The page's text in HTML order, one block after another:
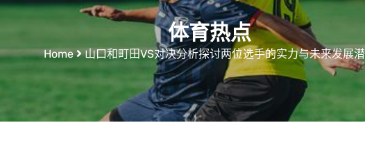
体育热点
Home 山口和町田VS对决分析探讨两位选手的实力与未来发展